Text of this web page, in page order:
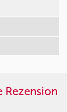
Rezension